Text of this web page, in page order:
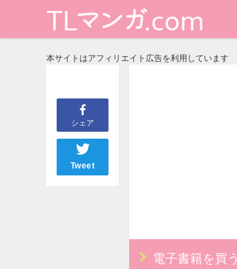
本サイトはアフィリエイト広告を利用しています
シェア
Tweet
電子書籍を買う